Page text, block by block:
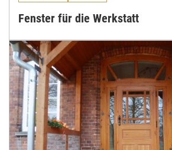
Fenster für die Werkstatt